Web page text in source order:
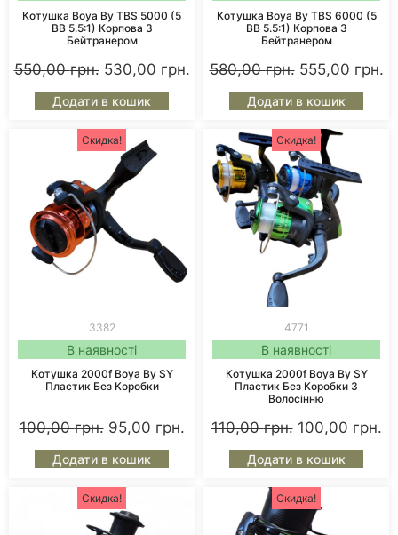
Котушка Boya By TBS 5000 (5
BB 5.5:1) Корпова З
Бейтранером
550,00грн. 530,00 грн.
Додати в кошик
Котушка Boya By TBS 6000 (5
BB 5.5:1) Корпова З
Бейтранером
580,00грн. 555,00 грн.
Додати в кошик
Скидка!
3382
В наявності
Котушка 2000f Boya By SY
Пластик Без Коробки
100,00грн. 95,00 грн.
Додати в кошик
Скидка!
4771
В наявності
Котушка 2000f Boya By SY
Пластик Без Коробки З
Волосінню
110,00грн. 100,00 грн.
Додати в кошик
Скидка! Скидка!